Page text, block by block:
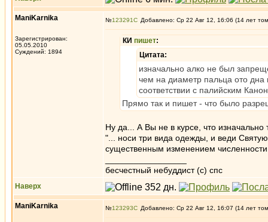
ManiKarnika
Зарегистрирован:
05.05.2010
Суждений: 1894
№123291 Добавлено: Ср 22 Авг 12, 16:06 (14 лет
КИ пишет:
Цитата:
изначально алко не был
чем на диаметр пальца ото
соответствии с палийским
Прямо так и пишет - что было
Ну да... А Вы не в курсе, что
"... носи три вида одежды, и веди
существенным изменением
бесчестный небуддист (с) спс
Наверх
ManiKarnika №123293 Добавлено: Ср 22 Авг 12, 16:07 (14 лет